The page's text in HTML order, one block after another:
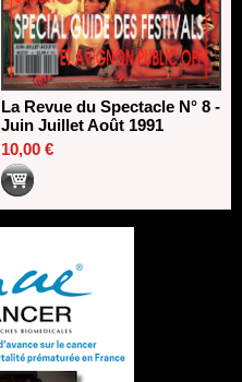
La Revue du Spectacle N° 8 -
Juin Juillet Août 1991
10,00 €